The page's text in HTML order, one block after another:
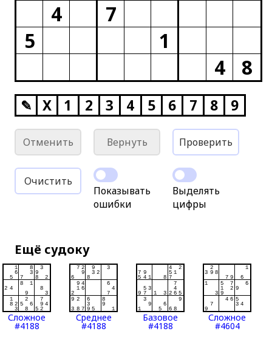
4
7
5
1
4
8
✎ X 1 2 3 4 5 6 7 8 9
Отменить Вернуть Проверить
Очистить
Показывать
ошибки
Выделять
цифры
Ещё судоку
Сложное
#4188
Среднее
#4188
Базовое
#4188
Сложное
#4604